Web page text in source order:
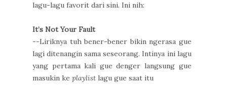
lagu-lagu favorit dari sini. Ini nih:
It’s Not Your Fault
--Liriknya tuh bener-bener bikin ngerasa gue
lagi ditenangin sama seseorang. Intinya ini lagu
yang pertama kali gue denger langsung gue
masukin ke playlist lagu gue saat itu